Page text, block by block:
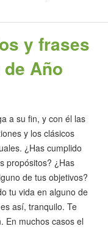
y frases
Año
a su fin, y con él las
y los clásicos
¿Has cumplido
propósitos? ¿Has
de tus objetivos?
tu vida en alguno de
así, tranquilo. Te
En muchos casos el